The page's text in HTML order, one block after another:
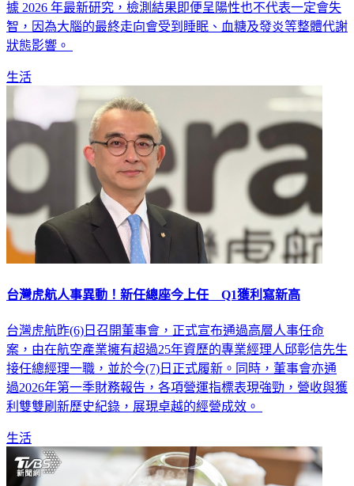
症狀出現前 10 年就看見大腦的分子方向並提前調整軌道。根
據 2026 年最新研究，檢測結果即便呈陽性也不代表一定會失
智，因為大腦的最終走向會受到睡眠、血糖及發炎等整體代謝
台灣虎航昨(6)日召開董事會，正式宣布通過高層人事任命
案，由在航空產業擁有超過25年資歷的專業經理人邱彰信先生
接任總經理一職，並於今(7)日正式履新。同時，董事會亦通
過2026年第一季財務報告，各項營運指標表現強勁，營收與獲
生活